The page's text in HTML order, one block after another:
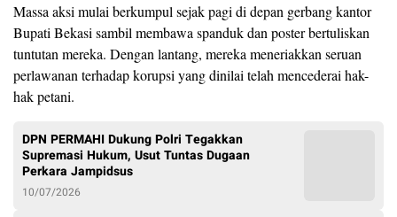
Massa aksi mulai berkumpul sejak pagi di depan gerbang kantor
Bupati Bekasi sambil membawa spanduk dan poster bertuliskan
tuntutan mereka. Dengan lantang, mereka meneriakkan seruan
perlawanan terhadap korupsi yang dinilai telah mencederai hak-
hak petani.
DPN PERMAHI Dukung Polri Tegakkan
Supremasi Hukum, Usut Tuntas Dugaan
Perkara Jampidsus
10/07/2026